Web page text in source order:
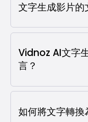
文字生成影片的
Vidnoz AI文字
言？
如何將文字轉換